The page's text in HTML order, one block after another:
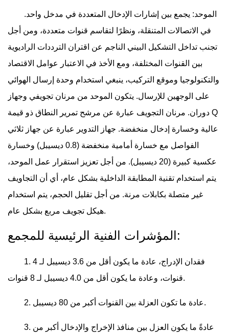
في الاتصالات المتنقلة، ونظرًا لتقاسم قنوات متعددة، ومن أجل
تجنب تداخل التشكيل البيني الناجم عن اقتران الترددات الراديوية
بين القنوات المختلفة، ومع الأخذ في الاعتبار عوامل الاقتصاد
والتكنولوجيا وموقع التركيب، ينبغي استخدام وحدة إرسال الهوائي
على الوجهين للإرسال. يتكون الموحد من مرنان تجويفي وجهاز
دوران. مرنان التجويف عبارة عن مرشح تمرير النطاق ذو قيمة Q
عالية وخسارة إدخال منخفضة. جهاز التدوير عبارة عن جهاز ثلاثي
الفواصل مع خسارة أمامية منخفضة (0.8 ديسيبل) وخسارة
عكسية كبيرة (20 ديسيبل). من أجل تعزيز استقرار عمل الموحد،
يتم استخدام تقنية المطابقة الداخلية بشكل عام، أي أن التجاويف
غير متصلة بكابلات مرنة. من أجل تقليل الحجم، يتم استخدام
هيكل تجويف مربع بشكل عام.
المؤشرات الفنية الرئيسية للمجمع:
1. فقدان الإدراج، عادة ما يكون أقل من 3.6 ديسيبل لـ 4
قنوات، وعادة ما يكون أقل من 4.0 ديسيبل لـ 8 قنوات.
2. عادة ما تكون العزلة بين القنوات أكبر من 80 ديسيبل.
3. عادةً ما يكون العزل بين منافذ الإخراج والإدخال أكبر من